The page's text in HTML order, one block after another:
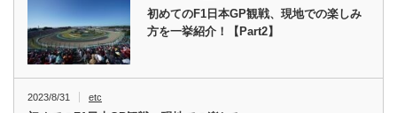
初めてのF1日本GP観戦、現地での楽しみ
方を一挙紹介！【Part2】
2023/8/31 etc